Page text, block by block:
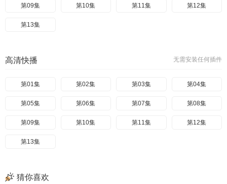
第09集 第10集 第11集 第12集
第13集
无需安装任何插件
高清快播
第01集 第02集 第03集 第04集
第05集 第06集 第07集 第08集
第09集 第10集 第11集 第12集
第13集
猜你喜欢